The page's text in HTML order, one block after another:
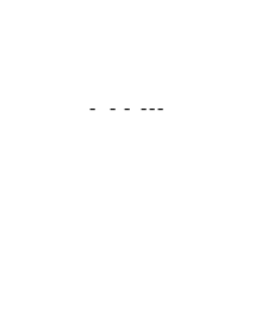
- - - ---